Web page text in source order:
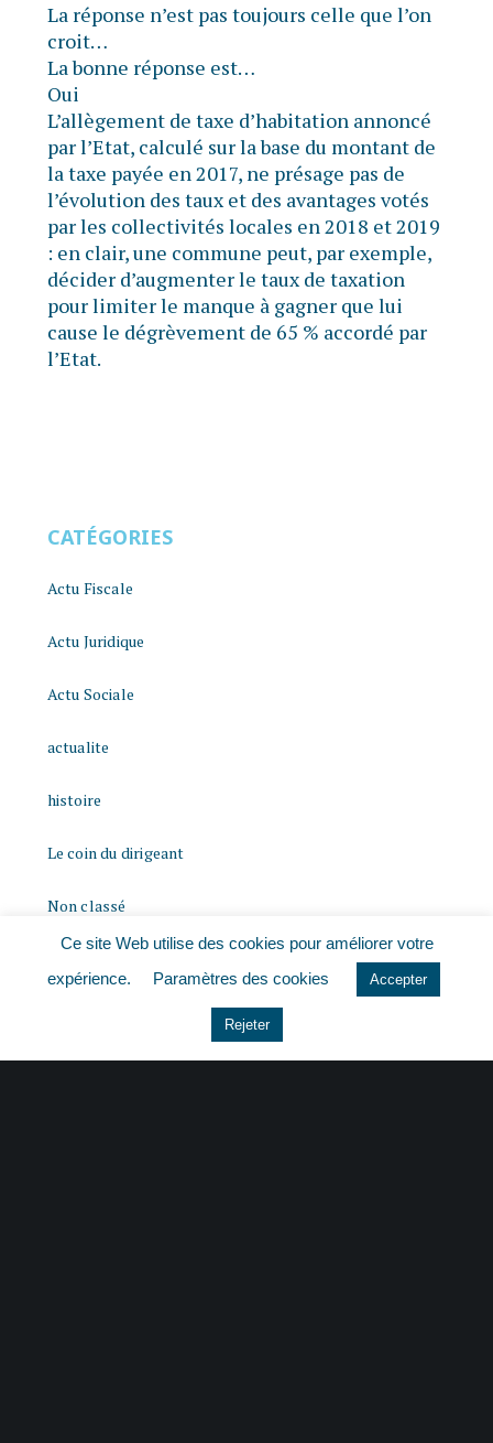
La réponse n’est pas toujours celle que l’on
croit…
La bonne réponse est…
Oui
L’allègement de taxe d’habitation annoncé
par l’Etat, calculé sur la base du montant de
la taxe payée en 2017, ne présage pas de
l’évolution des taux et des avantages votés
par les collectivités locales en 2018 et 2019
: en clair, une commune peut, par exemple,
décider d’augmenter le taux de taxation
pour limiter le manque à gagner que lui
cause le dégrèvement de 65 % accordé par
l’Etat.
CATÉGORIES
Actu Fiscale
Actu Juridique
Actu Sociale
actualite
histoire
Le coin du dirigeant
Non classé
Ce site Web utilise des cookies pour améliorer votre
expérience.
Paramètres des cookies Accepter
Rejeter